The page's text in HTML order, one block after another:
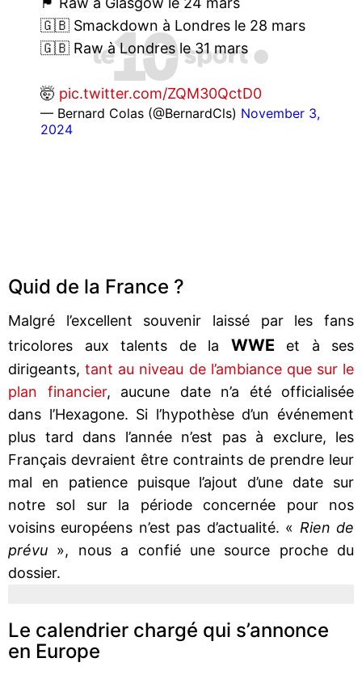
🇬🇧 Smackdown à Londres le 28 mars
🇬🇧 Raw à Londres le 31 mars
🤯 pic.twitter.com/ZQM30QctD0
— Bernard Colas (@BernardCls) November 3,
2024
Quid de la France ?
Malgré l’excellent souvenir laissé par les fans
tricolores aux talents de la WWE
et à ses
dirigeants,tant au niveau de l’ambiance que sur le
plan financier, aucune date n’a été officialisée
dans l’Hexagone. Si l’hypothèse d’un événement
plus tard dans l’année n’est pas à exclure, les
Français devraient être contraints de prendre leur
mal en patience puisque l’ajout d’une date sur
notre sol sur la période concernée pour nos
voisins européens n’est pas d’actualité. « Rien de
prévu », nous a confié une source proche du
dossier.
Le calendrier chargé qui s’annonce
en Europe